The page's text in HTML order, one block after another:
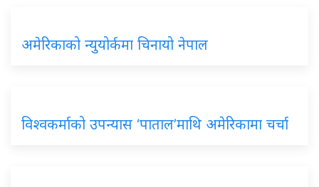
अमेरिकाको न्युयोर्कमा चिनायो नेपाल
विश्वकर्माको उपन्यास ‘पाताल’माथि अमेरिकामा चर्चा